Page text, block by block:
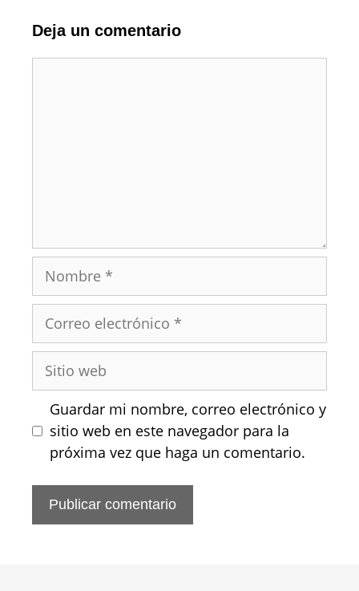
Deja un comentario
Guardar mi nombre, correo electrónico y
sitio web en este navegador para la
próxima vez que haga un comentario.